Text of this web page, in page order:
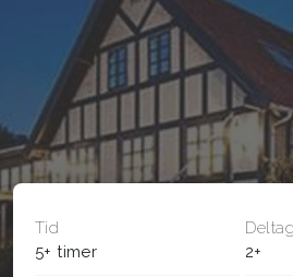
Tid
5+ timer
2+